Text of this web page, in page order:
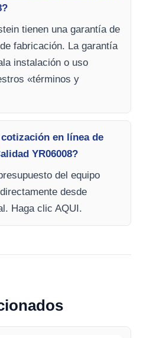
tienen una garantía de
fabricación. La garantía
instalación o uso
«términos y
en línea de
YR06008?
del equipo
desde
Haga clic AQUI.